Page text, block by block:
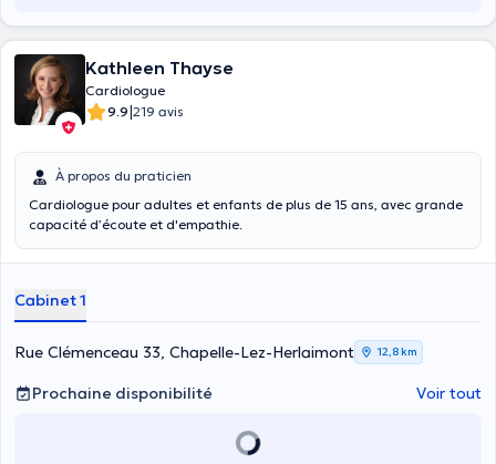
Kathleen Thayse
Cardiologue
9.9|219 avis
À propos du praticien
Cardiologue pour adultes et enfants de plus de 15 ans, avec grande
capacité d’écoute et d'empathie.
Cabinet 1
Rue Clémenceau 33, Chapelle-Lez-Herlaimont 12,8 km
Prochaine disponibilité Voir tout